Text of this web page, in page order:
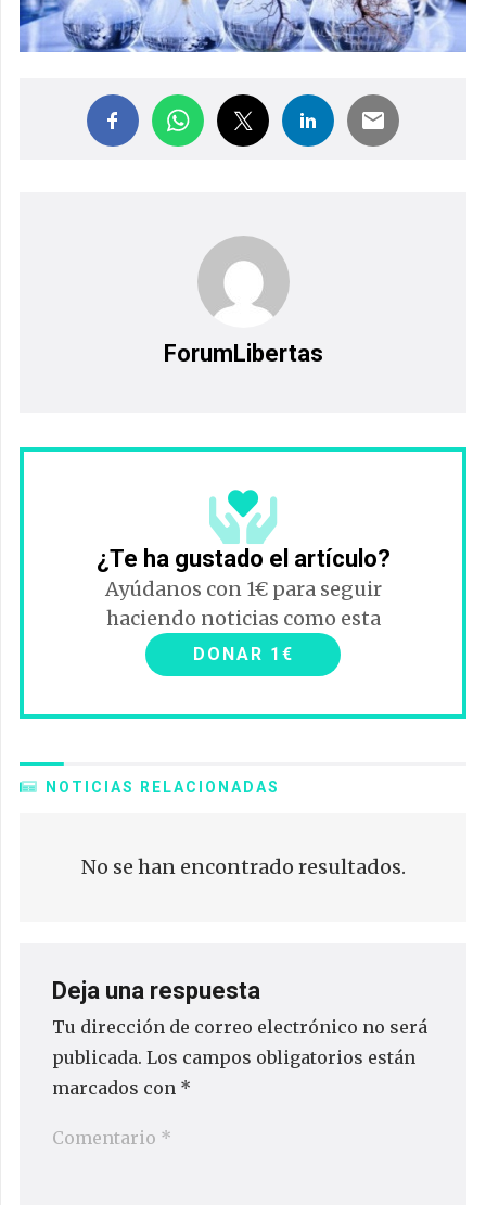
ForumLibertas
¿Te ha gustado el artículo?
Ayúdanos con 1€ para seguir
haciendo noticias como esta
DONAR 1€
NOTICIAS RELACIONADAS
No se han encontrado resultados.
Deja una respuesta
Tu dirección de correo electrónico no será
publicada. Los campos obligatorios están
marcados con *